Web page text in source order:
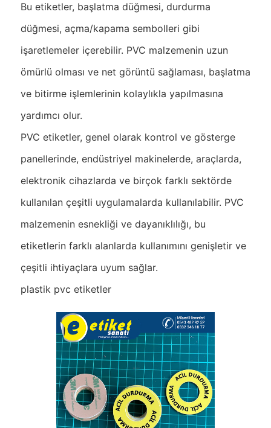
Bu etiketler, başlatma düğmesi, durdurma
düğmesi, açma/kapama sembolleri gibi
işaretlemeler içerebilir. PVC malzemenin uzun
ömürlü olması ve net görüntü sağlaması, başlatma
ve bitirme işlemlerinin kolaylıkla yapılmasına
yardımcı olur.
PVC etiketler, genel olarak kontrol ve gösterge
panellerinde, endüstriyel makinelerde, araçlarda,
elektronik cihazlarda ve birçok farklı sektörde
kullanılan çeşitli uygulamalarda kullanılabilir. PVC
malzemenin esnekliği ve dayanıklılığı, bu
etiketlerin farklı alanlarda kullanımını genişletir ve
çeşitli ihtiyaçlara uyum sağlar.
plastik pvc etiketler